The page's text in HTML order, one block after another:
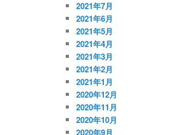
2021年7月
2021年6月
2021年5月
2021年4月
2021年3月
2021年2月
2021年1月
2020年12月
2020年11月
2020年10月
2020年9月